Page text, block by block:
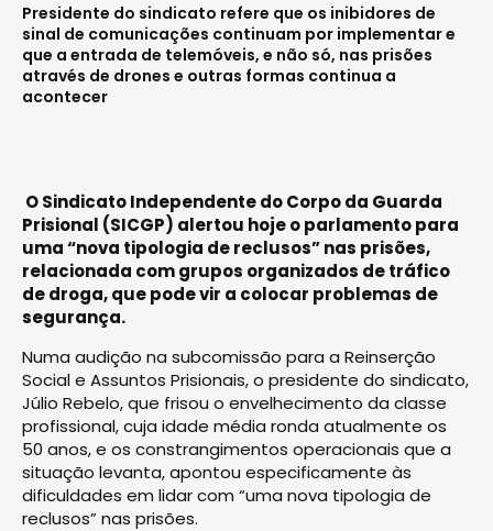
Presidente do sindicato refere que os inibidores de
sinal de comunicações continuam por implementar e
que a entrada de telemóveis, e não só, nas prisões
através de drones e outras formas continua a
acontecer
O Sindicato Independente do Corpo da Guarda
Prisional (SICGP) alertou hoje o parlamento para
uma “nova tipologia de reclusos” nas prisões,
relacionada com grupos organizados de tráfico
de droga, que pode vir a colocar problemas de
segurança.
Numa audição na subcomissão para a Reinserção
Social e Assuntos Prisionais, o presidente do sindicato,
Júlio Rebelo, que frisou o envelhecimento da classe
profissional, cuja idade média ronda atualmente os
50 anos, e os constrangimentos operacionais que a
situação levanta, apontou especificamente às
dificuldades em lidar com “uma nova tipologia de
reclusos” nas prisões.